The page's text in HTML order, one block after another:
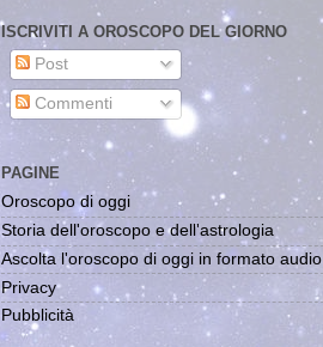
ISCRIVITI A OROSCOPO DEL GIORNO
Post
Commenti
PAGINE
Oroscopo di oggi
Storia dell'oroscopo e dell'astrologia
Ascolta l'oroscopo di oggi in formato audio
Privacy
Pubblicità